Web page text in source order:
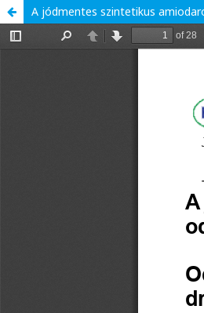
A jódmentes szintetikus